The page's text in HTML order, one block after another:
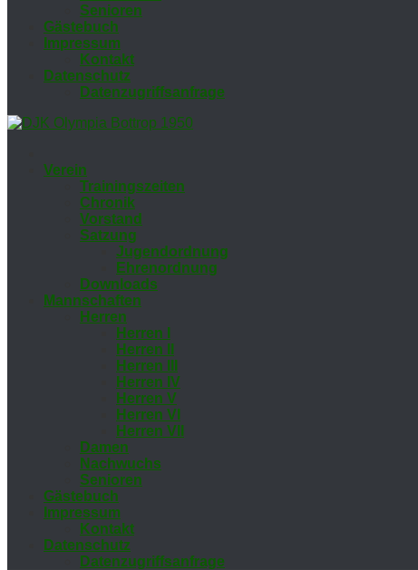
Se­nio­ren
Gäs­te­buch
Im­pres­sum
Kon­takt
Da­ten­schutz
Da­ten­zu­griffs­an­fra­ge
Ver­ein
Trai­nings­zei­ten
Chro­nik
Vor­stand
Sat­zung
Ju­gend­ord­nung
Eh­ren­ord­nung
Down­loads
Mann­schaf­ten
Her­ren
Her­ren I
Her­ren II
Her­ren III
Her­ren IV
Her­ren V
Her­ren VI
Her­ren VII
Da­men
Nach­wuchs
Se­nio­ren
Gäs­te­buch
Im­pres­sum
Kon­takt
Da­ten­schutz
Da­ten­zu­griffs­an­fra­ge